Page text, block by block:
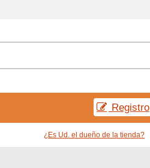
Registro
¿Es Ud. el dueño de la tienda?